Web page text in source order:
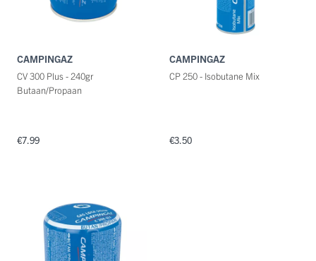
CAMPINGAZ
CV 300 Plus - 240gr
Butaan/Propaan
€7.99
CAMPINGAZ
CP 250 - Isobutane Mix
€3.50